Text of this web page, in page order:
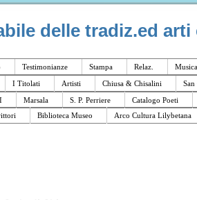
delle tradiz.ed arti
Testimonianze Stampa Relaz. Musica
I Titolati Artisti Chiusa & Chisalini San
Marsala S. P. Perriere Catalogo Poeti
Biblioteca Museo Arco Cultura Lilybetana